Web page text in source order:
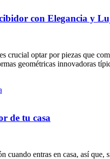
con Elegancia y
crucial optar por piezas que
geométricas innovadoras
de tu casa
cuando entras en casa, así